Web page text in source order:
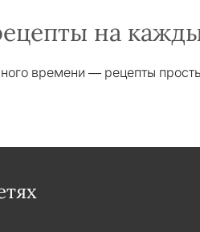
на
времени — рецепты